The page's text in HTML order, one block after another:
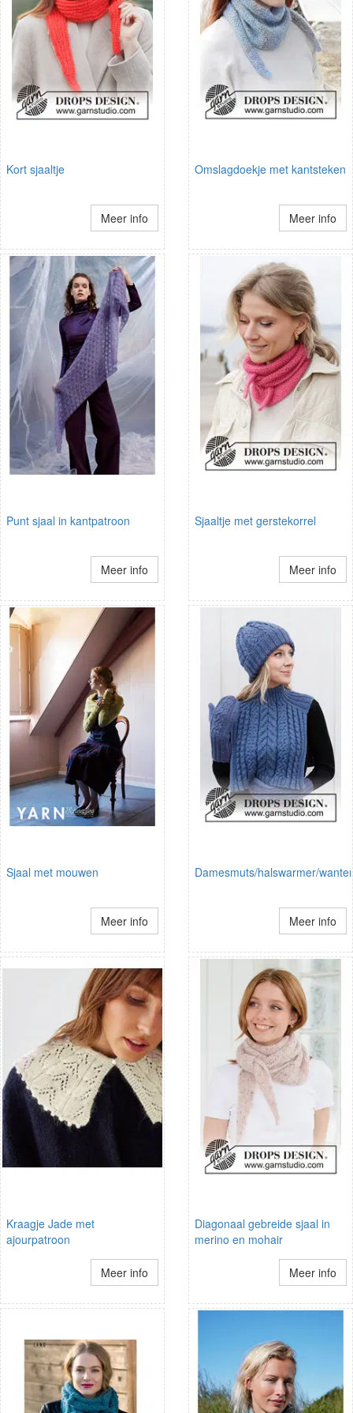
Kort sjaaltje
Meer info
Omslagdoekje met kantsteken
Meer info
Punt sjaal in kantpatroon
Meer info
Sjaaltje met gerstekorrel
Meer info
Sjaal met mouwen
Meer info
Damesmuts/halswarmer/
Meer info
Kraagje Jade met
ajourpatroon
Meer info
Diagonaal gebreide sjaal in
merino en mohair
Meer info